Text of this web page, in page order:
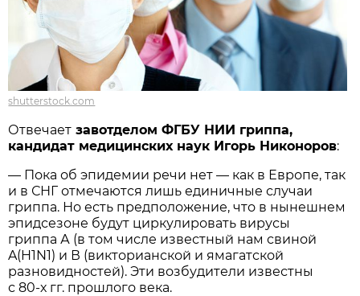
shutterstock.com
Отвечает завотделом ФГБУ НИИ гриппа,
кандидат медицинских наук Игорь Никоноров:
— Пока об эпидемии речи нет — как в Европе, так
и в СНГ отмечаются лишь единичные случаи
гриппа. Но есть предположение, что в нынешнем
эпидсезоне будут циркулировать вирусы
гриппа А (в том числе известный нам свиной
A(H1N1) и В (викторианской и ямагатской
разновидностей). Эти возбудители известны
с 80-х гг. прошлого века.